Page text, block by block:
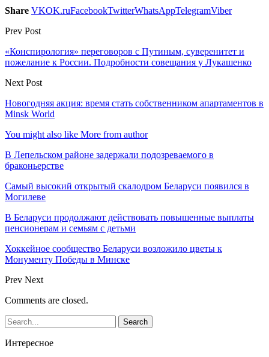
Share VKOK.ruFacebookTwitterWhatsAppTelegramViber
Prev Post
«Конспирология» переговоров с Путиным, суверенитет и
пожелание к России. Подробности совещания у Лукашенко
Next Post
Новогодняя акция: время стать собственником апартаментов в
Minsk World
You might also like More from author
В Лепельском районе задержали подозреваемого в
браконьерстве
Самый высокий открытый скалодром Беларуси появился в
Могилеве
В Беларуси продолжают действовать повышенные выплаты
пенсионерам и семьям с детьми
Хоккейное сообщество Беларуси возложило цветы к
Монументу Победы в Минске
Prev Next
Comments are closed.
Интересное